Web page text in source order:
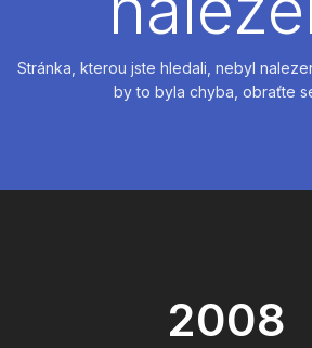
Stránka, kterou jste hledali, nebyl
by to byla chyba, obraťte
2008